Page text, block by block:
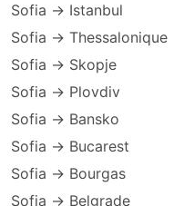
Sofia → Istanbul
Sofia → Thessalonique
Sofia → Skopje
Sofia → Plovdiv
Sofia → Bansko
Sofia → Bucarest
Sofia → Bourgas
Sofia → Belgrade